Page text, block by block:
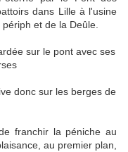
dans Lille à l'usine
et de la Deûle.
sur le pont avec ses
donc sur les berges de
franchir la péniche au
au premier plan,